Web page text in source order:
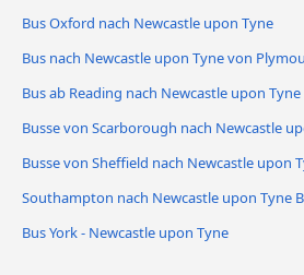
Bus Oxford nach Newcastle upon Tyne
Bus nach Newcastle upon Tyne von
Bus ab Reading nach Newcastle upon Tyne
Busse von Scarborough nach Newcastle
Busse von Sheffield nach Newcastle upon
Southampton nach Newcastle upon Tyne
Bus York - Newcastle upon Tyne